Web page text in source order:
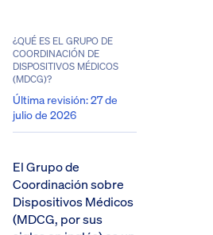
¿QUÉ ES EL GRUPO DE
COORDINACIÓN DE
DISPOSITIVOS MÉDICOS
(MDCG)?
Última revisión:27 de
julio de 2026
El Grupo de
Coordinación sobre
Dispositivos Médicos
(MDCG, por sus